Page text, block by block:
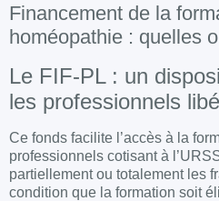
Financement de la
homéopathie : quelles
Le FIF-PL : un
les professionnels
Ce fonds facilite l’accès à la
professionnels cotisant à
partiellement ou totalement les
condition que la formation soit